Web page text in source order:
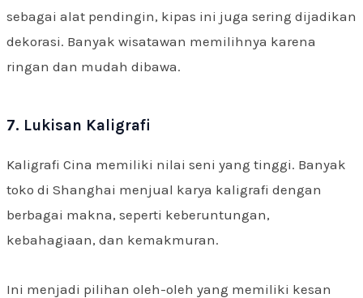
sebagai alat pendingin, kipas ini juga sering dijadikan
dekorasi. Banyak wisatawan memilihnya karena
ringan dan mudah dibawa.
7. Lukisan Kaligrafi
Kaligrafi Cina memiliki nilai seni yang tinggi. Banyak
toko di Shanghai menjual karya kaligrafi dengan
berbagai makna, seperti keberuntungan,
kebahagiaan, dan kemakmuran.
Ini menjadi pilihan oleh-oleh yang memiliki kesan